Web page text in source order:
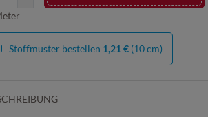
Stoffmuster bestellen 1,21 € (10 cm)